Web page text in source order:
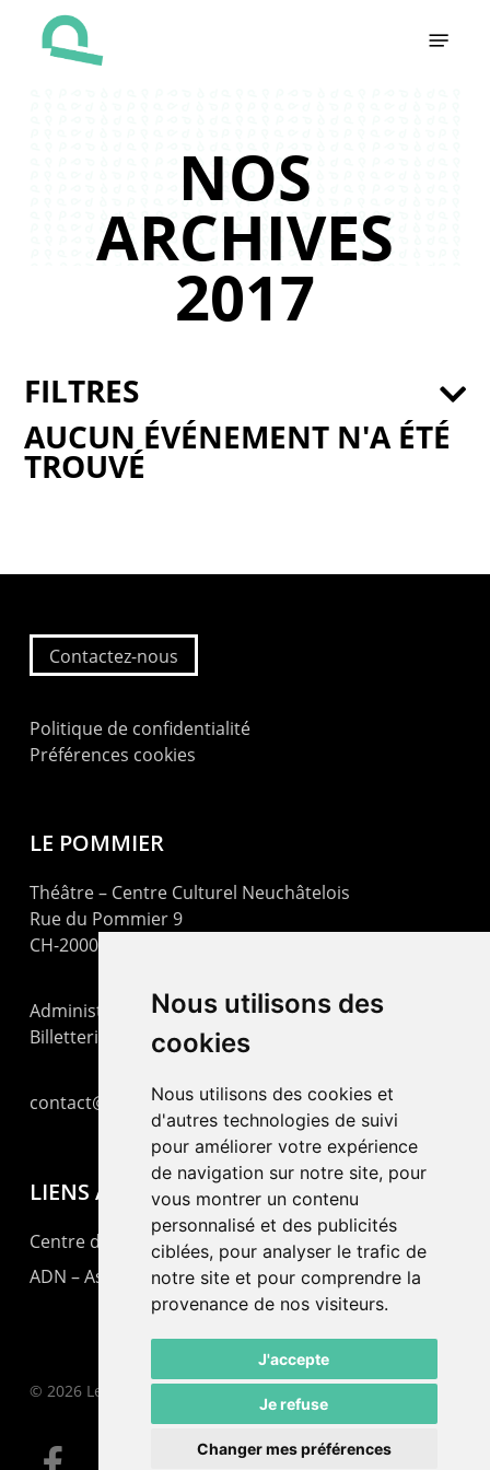
Nous utilisons des
cookies
Nous utilisons des cookies et
d'autres technologies de suivi
pour améliorer votre expérience
de navigation sur notre site, pour
vous montrer un contenu
personnalisé et des publicités
ciblées, pour analyser le trafic de
notre site et pour comprendre la
provenance de nos visiteurs.
J'accepte
Je refuse
Changer mes préférences
NOS
ARCHIVES
2017
AUCUN ÉVÉNEMENT N'A ÉTÉ
TROUVÉ
FILTRES
Contactez-nous
Politique de confidentialité
Préférences cookies
LE POMMIER
Théâtre – Centre Culturel Neuchâtelois
Rue du Pommier 9
CH-2000 Neuchâtel
Administration : +41 32 725 03 03
Billetterie : +41 32 725 05 05
contact@lepommier.ch
LIENS AMIS
Centre de culture ABC
ADN – Association Danse Neuchâtel
© 2026 Le Pommier.
facebook email